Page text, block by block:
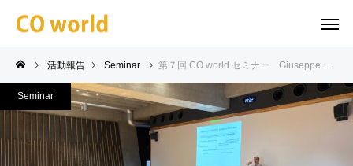
活動報告 Seminar 第７回 CO world セミナー Giuseppe Etiope （INGV, Italy）
Seminar